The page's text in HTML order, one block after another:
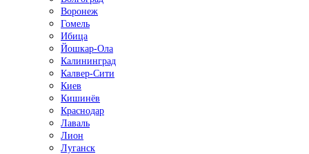
Воронеж
Гомель
Ибица
Йошкар-Ола
Калининград
Калвер-Сити
Киев
Кишинёв
Краснодар
Лаваль
Лион
Луганск